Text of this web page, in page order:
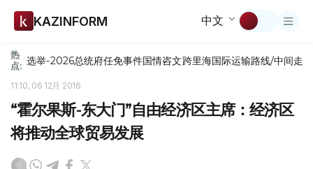
KAZINFORM 中文
热
点: 选举-2026总统府任免事件国情咨文跨里海国际运输路线/中间走廊
11:10, 06 12月 2016
“霍尔果斯-东大门”自由经济区主席：经济区
将推动全球贸易发展